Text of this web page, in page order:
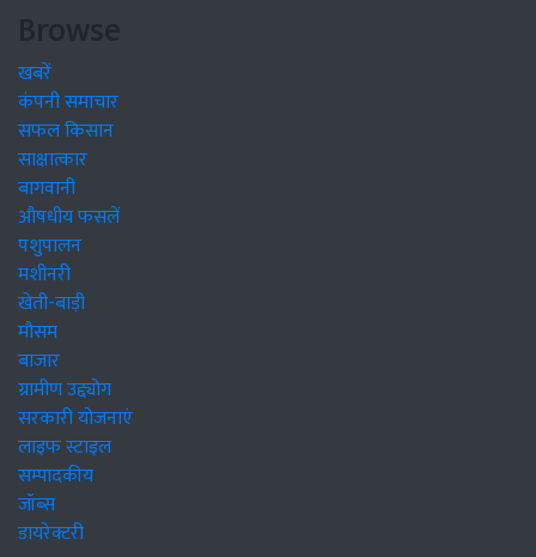
Browse
खबरें
कंपनी समाचार
सफल किसान
साक्षात्कार
बागवानी
औषधीय फसलें
पशुपालन
मशीनरी
खेती-बाड़ी
मौसम
बाजार
ग्रामीण उद्द्योग
सरकारी योजनाएं
लाइफ स्टाइल
सम्पादकीय
जॉब्स
डायरेक्टरी